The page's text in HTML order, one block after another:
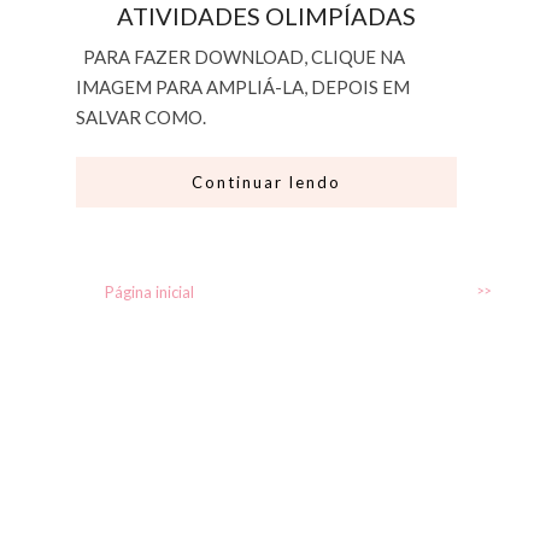
ATIVIDADES OLIMPÍADAS
PARA FAZER DOWNLOAD, CLIQUE NA
IMAGEM PARA AMPLIÁ-LA, DEPOIS EM
SALVAR COMO.
Continuar lendo
>>
Página inicial